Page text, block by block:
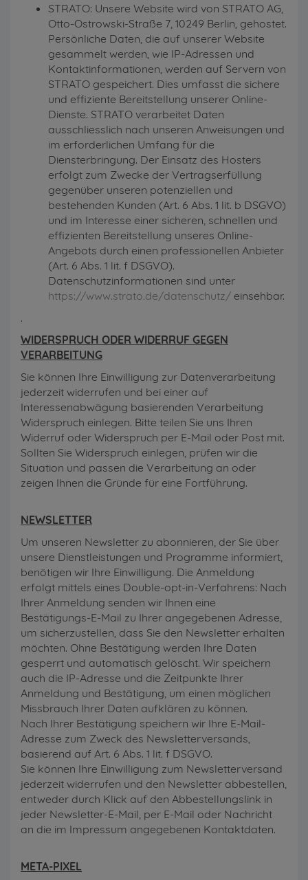
STRATO: Unsere Website wird von STRATO AG,
Otto-Ostrowski-Straße 7, 10249 Berlin, gehostet.
Persönliche Daten, die auf unserer Website
gesammelt werden, wie IP-Adressen und
Kontaktinformationen, werden auf Servern von
STRATO gespeichert. Dies umfasst die sichere
und effiziente Bereitstellung unserer Online-
Dienste. STRATO verarbeitet Daten
ausschliesslich nach unseren Anweisungen und
im erforderlichen Umfang für die
Diensterbringung. Der Einsatz des Hosters
erfolgt zum Zwecke der Vertragserfüllung
gegenüber unseren potenziellen und
bestehenden Kunden (Art. 6 Abs. 1 lit. b DSGVO)
und im Interesse einer sicheren, schnellen und
effizienten Bereitstellung unseres Online-
Angebots durch einen professionellen Anbieter
(Art. 6 Abs. 1 lit. f DSGVO).
Datenschutzinformationen sind unter
https://www.strato.de/datenschutz/ einsehbar.
.
WIDERSPRUCH ODER WIDERRUF GEGEN
VERARBEITUNG
Sie können Ihre Einwilligung zur Datenverarbeitung
jederzeit widerrufen und bei einer auf
Interessenabwägung basierenden Verarbeitung
Widerspruch einlegen. Bitte teilen Sie uns Ihren
Widerruf oder Widerspruch per E-Mail oder Post mit.
Sollten Sie Widerspruch einlegen, prüfen wir die
Situation und passen die Verarbeitung an oder
zeigen Ihnen die Gründe für eine Fortführung.
NEWSLETTER
Um unseren Newsletter zu abonnieren, der Sie über
unsere Dienstleistungen und Programme informiert,
benötigen wir Ihre Einwilligung. Die Anmeldung
erfolgt mittels eines Double-opt-in-Verfahrens: Nach
Ihrer Anmeldung senden wir Ihnen eine
Bestätigungs-E-Mail zu Ihrer angegebenen Adresse,
um sicherzustellen, dass Sie den Newsletter erhalten
möchten. Ohne Bestätigung werden Ihre Daten
gesperrt und automatisch gelöscht. Wir speichern
auch die IP-Adresse und die Zeitpunkte Ihrer
Anmeldung und Bestätigung, um einen möglichen
Missbrauch Ihrer Daten aufklären zu können.
Nach Ihrer Bestätigung speichern wir Ihre E-Mail-
Adresse zum Zweck des Newsletterversands,
basierend auf Art. 6 Abs. 1 lit. f DSGVO.
Sie können Ihre Einwilligung zum Newsletterversand
jederzeit widerrufen und den Newsletter abbestellen,
entweder durch Klick auf den Abbestellungslink in
jeder Newsletter-E-Mail, per E-Mail oder Nachricht
an die im Impressum angegebenen Kontaktdaten.
META-PIXEL